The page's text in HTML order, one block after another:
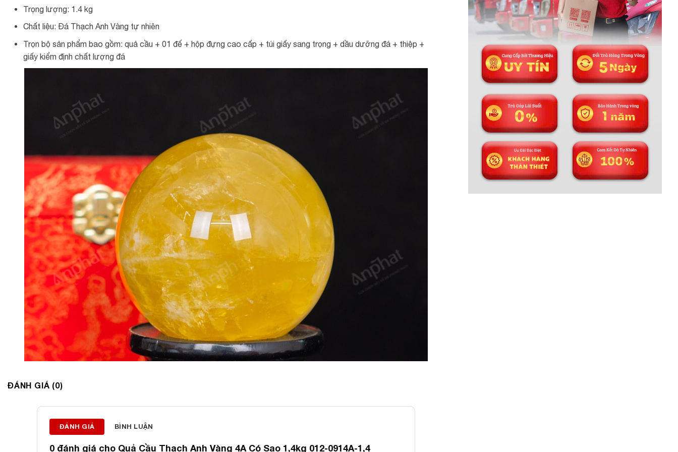
Trọng lượng: 1.4 kg
Chất liệu: Đá Thạch Anh Vàng tự nhiên
Trọn bộ sản phẩm bao gồm: quả cầu + 01 đế + hộp đựng cao cấp + túi giấy sang trọng + dầu dưỡng đá + thiệp +
giấy kiểm định chất lượng đá
ĐÁNH GIÁ (0)
ĐÁNH GIÁ BÌNH LUẬN
0 đánh giá cho Quả Cầu Thạch Anh Vàng 4A Có Sao 1,4kg 012-0914A-1,4